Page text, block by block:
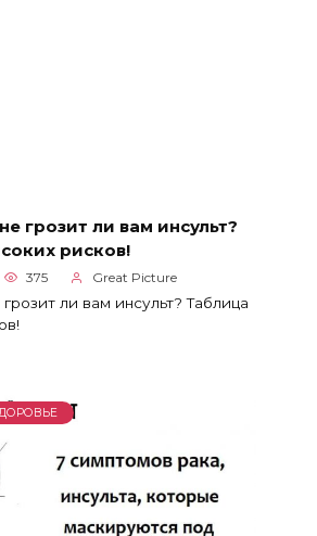
грозит ли вам инсульт?
рисков!
375 Great Picture
грозит ли вам инсульт? Таблица